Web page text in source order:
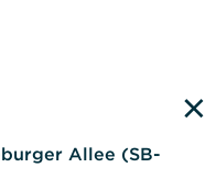
×
Allee (SB-